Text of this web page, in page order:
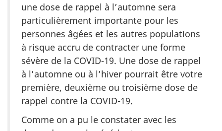
une dose de rappel à l’automne sera
particulièrement importante pour les
personnes âgées et les autres populations
à risque accru de contracter une forme
sévère de la COVID-19. Une dose de rappel
à l’automne ou à l’hiver pourrait être votre
première, deuxième ou troisième dose de
rappel contre la COVID-19.
Comme on a pu le constater avec les